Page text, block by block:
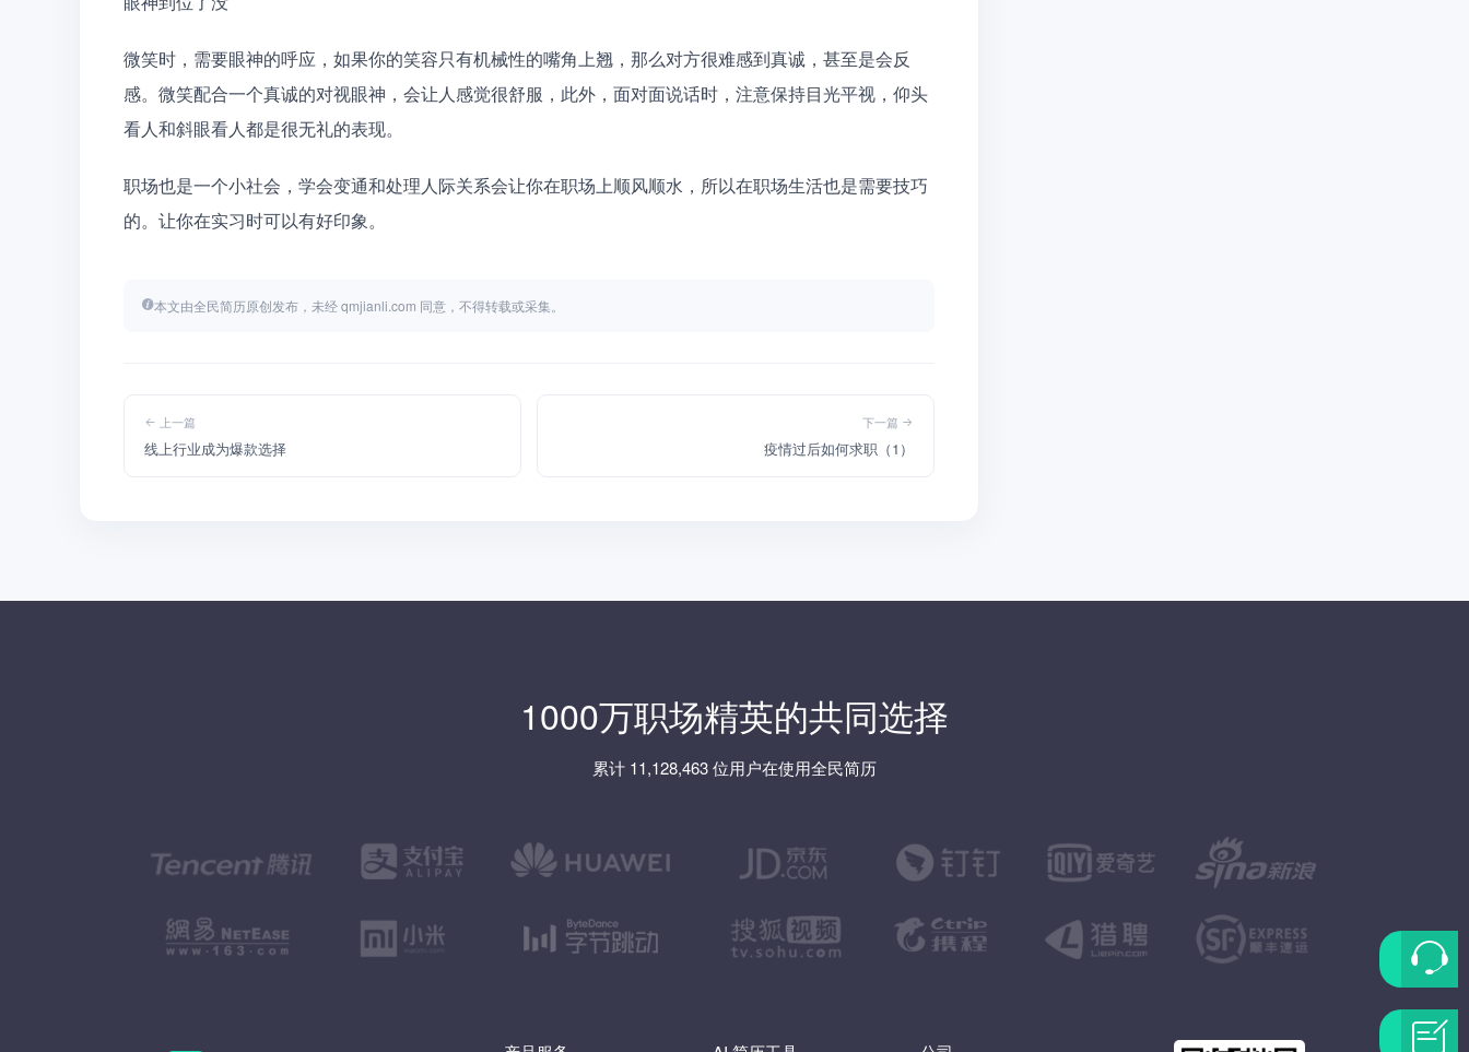
微笑时，需要眼神的呼应，如果你的笑容只有机械性的嘴角上翘，那么对方很难感到真诚，甚至是会反
感。微笑配合一个真诚的对视眼神，会让人感觉很舒服，此外，面对面说话时，注意保持目光平视，仰头
看人和斜眼看人都是很无礼的表现。
职场也是一个小社会，学会变通和处理人际关系会让你在职场上顺风顺水，所以在职场生活也是需要技巧
的。让你在实习时可以有好印象。
本文由全民简历原创发布，未经 qmjianli.com 同意，不得转载或采集。
上一篇
线上行业成为爆款选择
下一篇
疫情过后如何求职（1）
1000万职场精英的共同选择
累计 11,128,463 位用户在使用全民简历
联
系